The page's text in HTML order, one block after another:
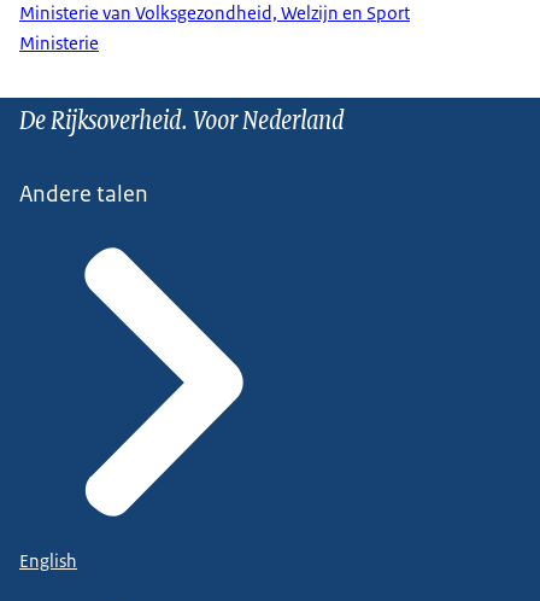
Ministerie van Volksgezondheid, Welzijn en Sport
Ministerie
De Rijksoverheid. Voor Nederland
Andere talen
English